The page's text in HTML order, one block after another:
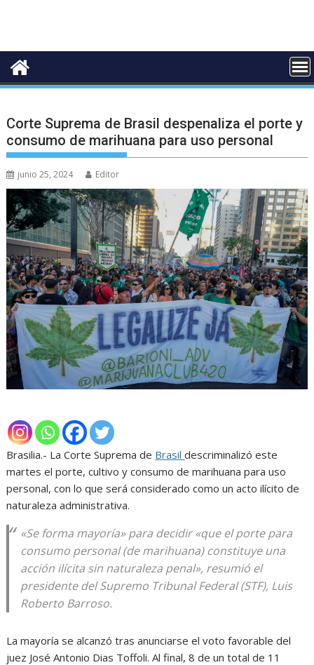
Corte Suprema de Brasil despenaliza el porte y
consumo de marihuana para uso personal
junio 25, 2024 Editor
Brasilia.- La Corte Suprema de Brasildescriminalizó este
martes el porte, cultivo y consumo de marihuana para uso
personal, con lo que será considerado como un acto ilícito de
naturaleza administrativa.
«Se forma mayoría» para decidir «que el porte para
consumo personal (de marihuana) constituye una
acción ilícita sin naturaleza penal», resumió el
presidente del Supremo Tribunal Federal (STF), Luis
Roberto Barroso.
La mayoría se alcanzó tras anunciarse el voto favorable del
juez José Antonio Dias Toffoli. Al final, 8 de un total de 11